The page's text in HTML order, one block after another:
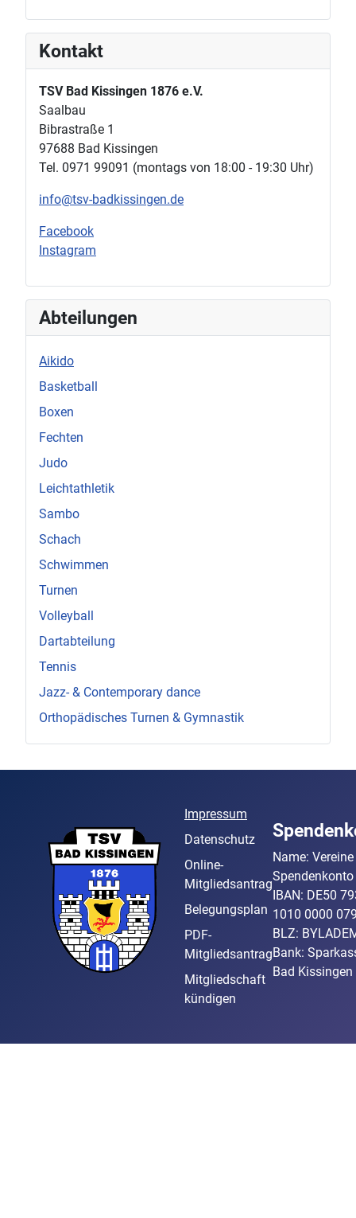
Kontakt
TSV Bad Kissingen 1876 e.V.
Saalbau
Bibrastraße 1
97688 Bad Kissingen
Tel. 0971 99091 (montags von 18:00 - 19:30 Uhr)
info@tsv-badkissingen.de
Facebook
Instagram
Abteilungen
Aikido
Basketball
Boxen
Fechten
Judo
Leichtathletik
Sambo
Schach
Schwimmen
Turnen
Volleyball
Dartabteilung
Tennis
Jazz- & Contemporary dance
Orthopädisches Turnen & Gymnastik
Impressum
Datenschutz
Online-
Mitgliedsantrag
Belegungsplan
PDF-
Mitgliedsantrag
Mitgliedschaft
kündigen
Name: Vereine
Spendenkonto
IBAN: DE50
1010 0000
BLZ:
Bank:
Bad Kissingen